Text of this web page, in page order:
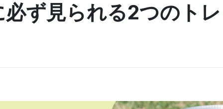
ず見られる2つのト